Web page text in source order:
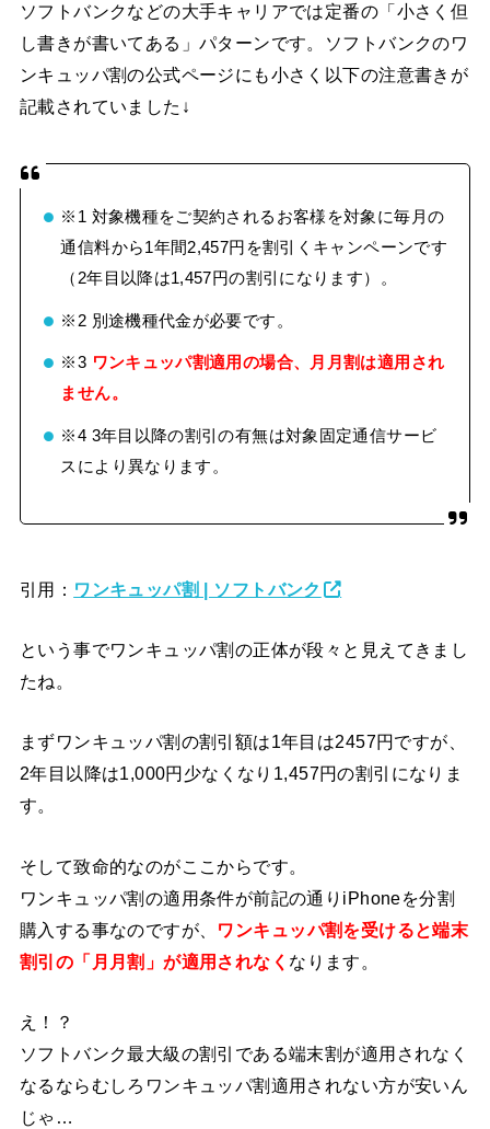
ソフトバンクなどの大手キャリアでは定番の「小さく但
し書きが書いてある」パターンです。ソフトバンクのワ
ンキュッパ割の公式ページにも小さく以下の注意書きが
記載されていました↓
※1 対象機種をご契約されるお客様を対象に毎月の
通信料から1年間2,457円を割引くキャンペーンです
（2年目以降は1,457円の割引になります）。
※2 別途機種代金が必要です。
※3 ワンキュッパ割適用の場合、月月割は適用され
ません。
※4 3年目以降の割引の有無は対象固定通信サービ
スにより異なります。
引用： ワンキュッパ割 | ソフトバンク
という事でワンキュッパ割の正体が段々と見えてきまし
たね。
まずワンキュッパ割の割引額は1年目は2457円ですが、
2年目以降は1,000円少なくなり1,457円の割引になりま
す。
そして致命的なのがここからです。
ワンキュッパ割の適用条件が前記の通りiPhoneを分割
購入する事なのですが、 ワンキュッパ割を受けると端末
割引の「月月割」が適用されなく なります。
え！？
ソフトバンク最大級の割引である端末割が適用されなく
なるならむしろワンキュッパ割適用されない方が安いん
じゃ…